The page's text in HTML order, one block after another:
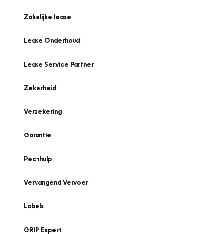
Zakelijke lease
Lease Onderhoud
Lease Service Partner
Zekerheid
Verzekering
Garantie
Pechhulp
Vervangend Vervoer
Labels
GRIP Expert